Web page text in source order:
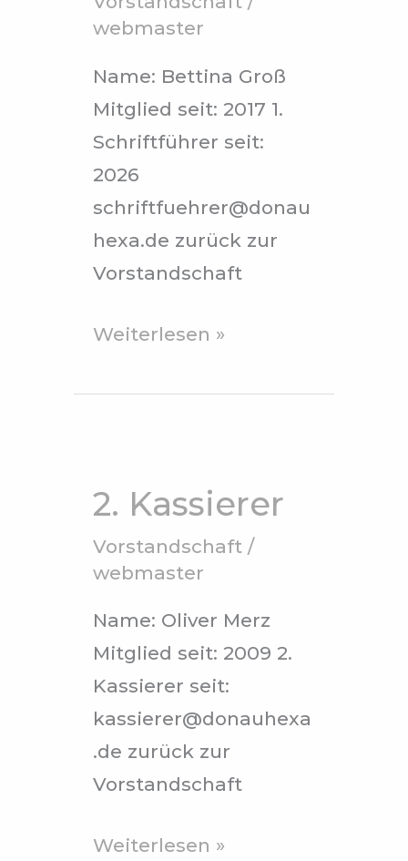
webmaster
Name: Bettina Groß
Mitglied seit: 2017 1.
Schriftführer seit:
2026
schriftfuehrer@donau
hexa.de zurück zur
Vorstandschaft
Weiterlesen »
2. Kassierer
Vorstandschaft/
webmaster
Name: Oliver Merz
Mitglied seit: 2009 2.
Kassierer seit:
kassierer@donauhexa
.de zurück zur
Vorstandschaft
Weiterlesen »